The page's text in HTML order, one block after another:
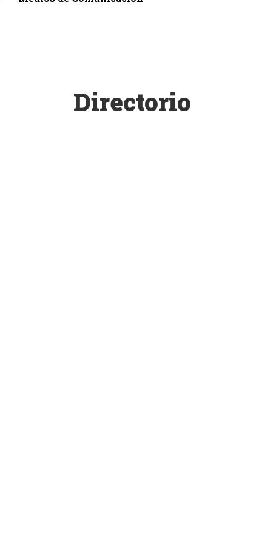
Directorio